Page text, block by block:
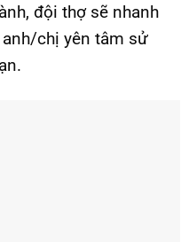
đội thợ sẽ nhanh
chị yên tâm sử